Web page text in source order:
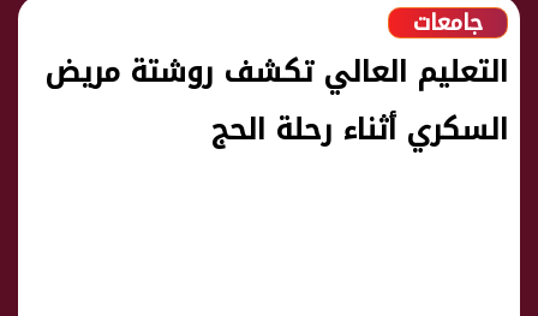
جامعات
التعليم العالي تكشف روشتة مريض
السكري أثناء رحلة الحج